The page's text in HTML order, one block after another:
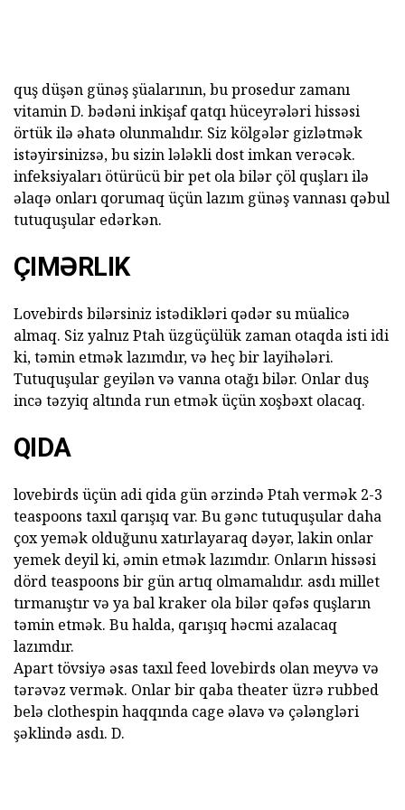
quş düşən günəş şüalarının, bu prosedur zamanı
vitamin D. bədəni inkişaf qatqı hüceyrələri hissəsi
örtük ilə əhatə olunmalıdır. Siz kölgələr gizlətmək
istəyirsinizsə, bu sizin lələkli dost imkan verəcək.
infeksiyaları ötürücü bir pet ola bilər çöl quşları ilə
əlaqə onları qorumaq üçün lazım günəş vannası qəbul
tutuquşular edərkən.
ÇIMƏRLIK
Lovebirds bilərsiniz istədikləri qədər su müalicə
almaq. Siz yalnız Ptah üzgüçülük zaman otaqda isti idi
ki, təmin etmək lazımdır, və heç bir layihələri.
Tutuquşular geyilən və vanna otağı bilər. Onlar duş
incə təzyiq altında run etmək üçün xoşbəxt olacaq.
QIDA
lovebirds üçün adi qida gün ərzində Ptah vermək 2-3
teaspoons taxıl qarışıq var. Bu gənc tutuquşular daha
çox yemək olduğunu xatırlayaraq dəyər, lakin onlar
yemek deyil ki, əmin etmək lazımdır. Onların hissəsi
dörd teaspoons bir gün artıq olmamalıdır. asdı millet
tırmanıştır və ya bal kraker ola bilər qəfəs quşların
təmin etmək. Bu halda, qarışıq həcmi azalacaq
lazımdır.
Apart tövsiyə əsas taxıl feed lovebirds olan meyvə və
tərəvəz vermək. Onlar bir qaba theater üzrə rubbed
belə clothespin haqqında cage əlavə və çələngləri
şəklində asdı. D.